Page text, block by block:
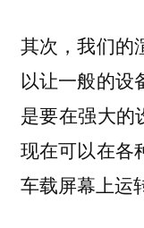
其次，我们的
以让一般的设
是要在强大的
现在可以在各
车载屏幕上运